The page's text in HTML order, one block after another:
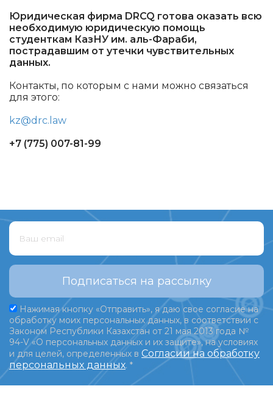
Юридическая фирма DRCQ готова оказать всю
необходимую юридическую помощь
студенткам КазНУ им. аль-Фараби,
пострадавшим от утечки чувствительных
данных.
Контакты, по которым с нами можно связаться
для этого:
kz@drc.law
+7 (775) 007-81-99
Подписаться на рассылку
Нажимая кнопку «Отправить», я даю свое согласие на
обработку моих персональных данных, в соответствии с
Законом Республики Казахстан от 21 мая 2013 года №
94-V «О персональных данных и их защите», на условиях
и для целей, определенных в Согласии на обработку
персональных данных. *